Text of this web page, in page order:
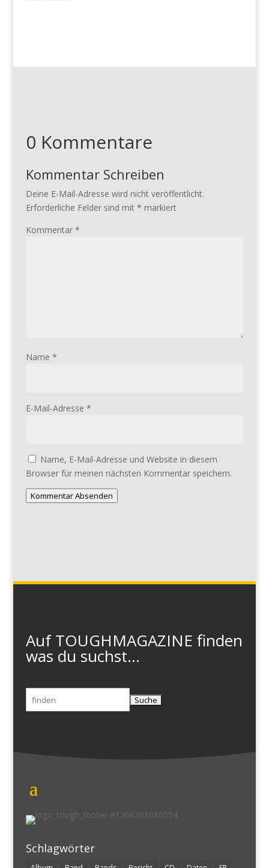
0 Kommentare
Kommentar Schreiben
Deine E-Mail-Adresse wird nicht veröffentlicht.
Erforderliche Felder sind mit * markiert
Kommentar *
Name *
E-Mail-Adresse *
Name, E-Mail-Adresse und Website in diesem
Browser für meinen nächsten Kommentar speichern.
Kommentar Absenden
Auf TOUGHMAGAZINE finden
was du suchst...
Suchen
nach:
Schlagwörter